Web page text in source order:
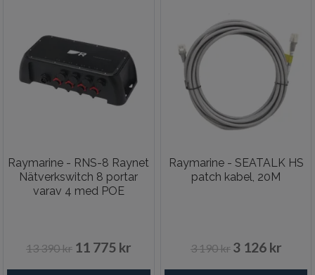
Raymarine - RNS-8 Raynet
Nätverkswitch 8 portar
varav 4 med POE
13 390 kr 11 775 kr
Raymarine - SEATALK HS
patch kabel, 20M
3 190 kr 3 126 kr